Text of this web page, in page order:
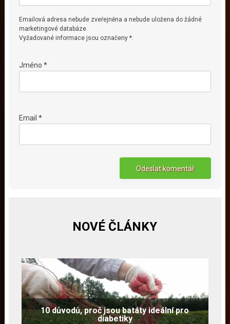
Emailová adresa nebude zveřejněna a nebude uložena do žádné
marketingové databáze.
Vyžadované informace jsou označeny *.
Jméno *
Email *
NOVÉ ČLÁNKY
10 důvodů, proč jsou batáty ideální pro
diabetiky